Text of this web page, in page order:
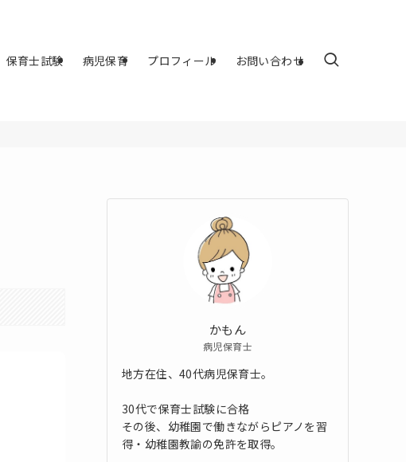
保育士試験 病児保育 プロフィール お問い合わせ
かもん
病児保育士
地方在住、40代病児保育士。
30代で保育士試験に合格
その後、幼稚園で働きながらピアノを習
得・幼稚園教諭の免許を取得。